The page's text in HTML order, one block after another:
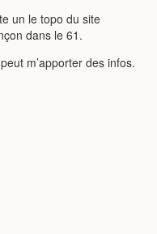
un le topo du site
dans le 61.
m’apporter des infos.